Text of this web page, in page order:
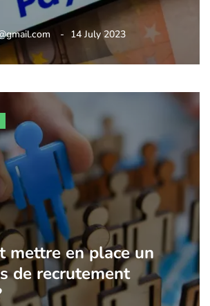
14 July 2023
mettre en place un
de recrutement